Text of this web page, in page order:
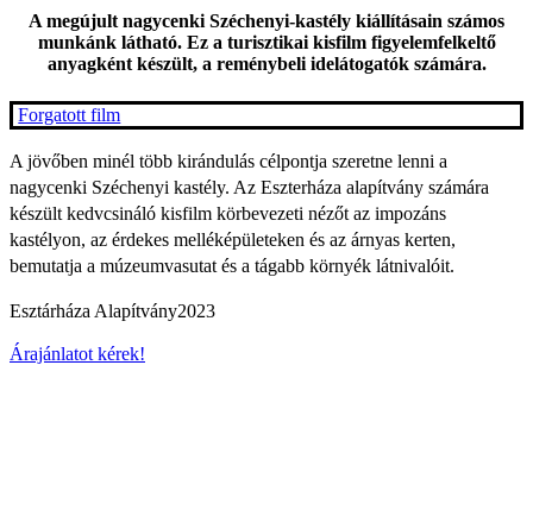
A megújult nagycenki Széchenyi-kastély kiállításain számos
munkánk látható. Ez a turisztikai kisfilm figyelemfelkeltő
anyagként készült, a reménybeli idelátogatók számára.
Forgatott film
A jövőben minél több kirándulás célpontja szeretne lenni a
nagycenki Széchenyi kastély. Az Eszterháza alapítvány számára
készült kedvcsináló kisfilm körbevezeti nézőt az impozáns
kastélyon, az érdekes melléképületeken és az árnyas kerten,
bemutatja a múzeumvasutat és a tágabb környék látnivalóit.
Esztárháza Alapítvány2023
Árajánlatot kérek!